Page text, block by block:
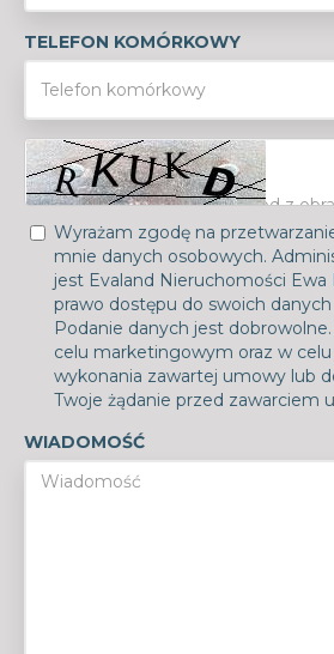
TELEFON KOMÓRKOWY
Wyrażam zgodę na
mnie danych osobowych.
jest Evaland Nieruchomości Ewa
prawo dostępu do swoich danych
Podanie danych jest
celu marketingowym oraz w celu
wykonania zawartej umowy lub
Twoje żądanie przed zawarciem
WIADOMOŚĆ